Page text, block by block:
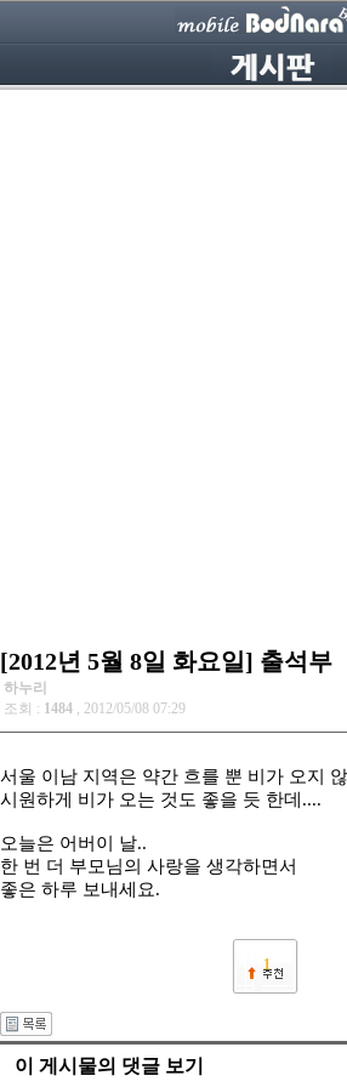
[2012년 5월 8일 화요일] 출석부
하누리
조회 : 1484 , 2012/05/08 07:29
서울 이남 지역은 약간 흐를 뿐 비가 오지
시원하게 비가 오는 것도 좋을 듯 한데....
오늘은 어버이 날..
한 번 더 부모님의 사랑을 생각하면서
좋은 하루 보내세요.
1
이 게시물의 댓글 보기